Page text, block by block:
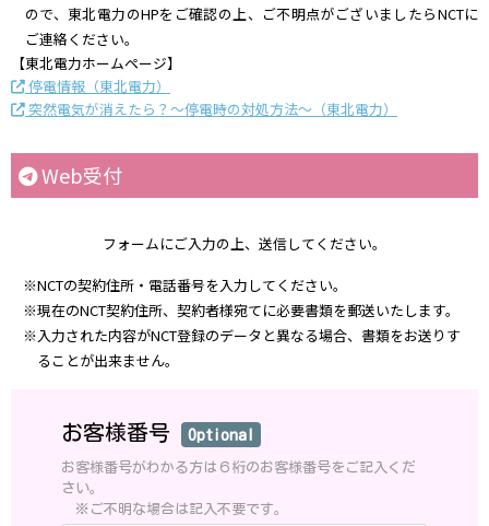
ので、東北電力のHPをご確認の上、ご不明点がございましたらNCTに
ご連絡ください。
【東北電力ホームページ】
停電情報（東北電力）
突然電気が消えたら？～停電時の対処方法～（東北電力）
Web受付
フォームにご入力の上、送信してください。
※NCTの契約住所・電話番号を入力してください。
※現在のNCT契約住所、契約者様宛てに必要書類を郵送いたします。
※入力された内容がNCT登録のデータと異なる場合、書類をお送りす
ることが出来ません。